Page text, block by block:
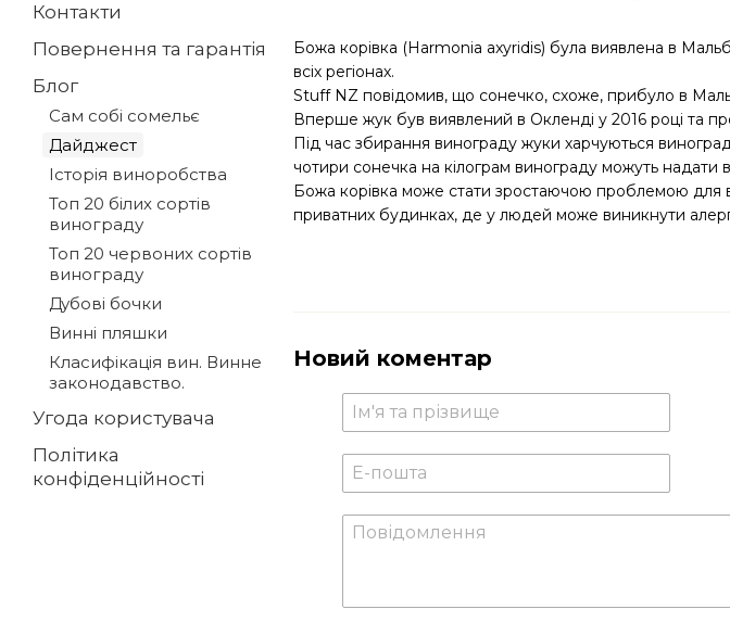
Божа корівка (Harmonia axyridis) була виявлена в
всіх регіонах.
Stuff NZ повідомив, що сонечко, схоже, прибуло в
Вперше жук був виявлений в Окленді у 2016 році та
Під час збирання винограду жуки харчуються
чотири сонечка на кілограм винограду можуть
Божа корівка може стати зростаючою проблемою для
приватних будинках, де у людей може виникнути
Новий коментар
Контакти
Повернення та гарантія
Блог
Сам собі сомельє
Дайджест
Історія виноробства
Топ 20 білих сортів
винограду
Топ 20 червоних сортів
винограду
Дубові бочки
Винні пляшки
Класифікація вин. Винне
законодавство.
Угода користувача
Політика
конфіденційності